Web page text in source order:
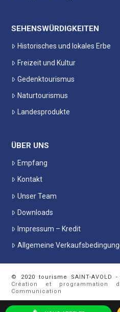
SEHENSWÜRDIGKEITEN
Historisches und lokales Erbe
Freizeit und Kultur
Gedenktourismus
Naturtourismus
Landesprodukte
ÜBER UNS
Empfang
Kontakt
Unser Team
Downloads
Impressum – Kredit
Allgemeine
© 2020 tourisme SAINT-AVOLD
Création et
Communication